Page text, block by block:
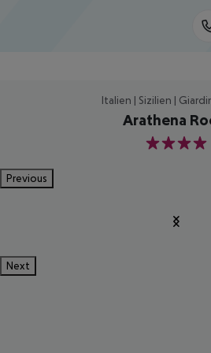
Italien | Sizilien |
Arathena
4
Previous
Next